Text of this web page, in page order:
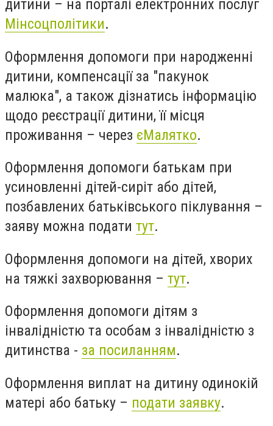
дитини – на порталі електронних послуг
Мінсоцполітики.
Оформлення допомоги при народженні
дитини, компенсації за "пакунок
малюка", а також дізнатись інформацію
щодо реєстрації дитини, її місця
проживання – через єМалятко.
Оформлення допомоги батькам при
усиновленні дітей-сиріт або дітей,
позбавлених батьківського піклування –
заяву можна подати тут.
Оформлення допомоги на дітей, хворих
на тяжкі захворювання – тут.
Оформлення допомоги дітям з
інвалідністю та особам з інвалідністю з
дитинства - за посиланням.
Оформлення виплат на дитину одинокій
матері або батьку – подати заявку.